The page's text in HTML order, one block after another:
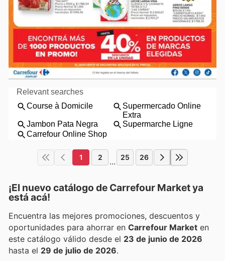
1 2 ... 25 26
¡El nuevo catálogo de Carrefour Marketya
está acá!
Encuentra las mejores promociones, descuentos y
oportunidades para ahorrar en Carrefour Market en
este catálogo válido desde el 23 de junio de 2026
hasta el 29 de julio de 2026.